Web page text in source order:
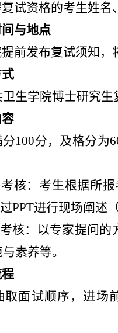
复试资格的考生姓
与地点
前发布复试须知
生学院博士研究生
100分， 及格分为
核：考生根据所
PPT进行现场阐述
核：以专家提问的
素养等。
取面试顺序，进场